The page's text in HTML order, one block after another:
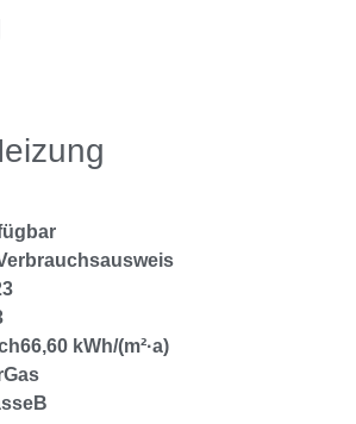
66,60 kWh/(m²·a)
Gas
B